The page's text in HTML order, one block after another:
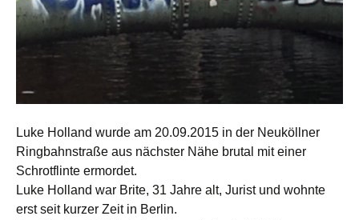
Luke Holland wurde am 20.09.2015 in der Neuköllner
Ringbahnstraße aus nächster Nähe brutal mit einer
Schrotflinte ermordet.
Luke Holland war Brite, 31 Jahre alt, Jurist und wohnte
erst seit kurzer Zeit in Berlin.